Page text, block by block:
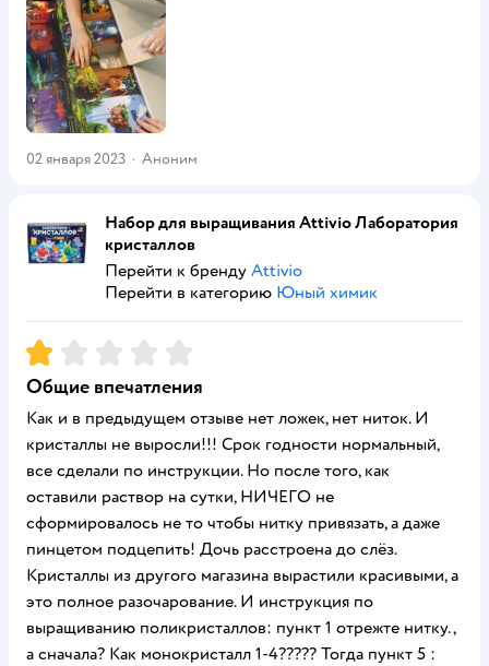
02 января 2023 · Аноним
Набор для выращивания Attivio Лаборатория
кристаллов
Перейти к бренду Attivio
Перейти в категорию Юный химик
Рейтинг:1
Общие впечатления
Как и в предыдущем отзыве нет ложек, нет ниток. И
кристаллы не выросли!!! Срок годности нормальный,
все сделали по инструкции. Но после того, как
оставили раствор на сутки, НИЧЕГО не
сформировалось не то чтобы нитку привязать, а даже
пинцетом подцепить! Дочь расстроена до слёз.
Кристаллы из другого магазина вырастили красивыми, а
это полное разочарование. И инструкция по
выращиванию поликристаллов: пункт 1 отрежте нитку.,
а сначала? Как монокристалл 1-4????? Тогда пункт 5 :